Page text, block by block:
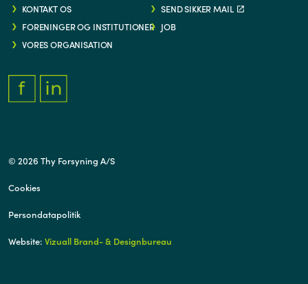
KONTAKT OS
SEND SIKKER MAIL
FORENINGER OG INSTITUTIONER JOB
VORES ORGANISATION
© 2026 Thy Forsyning A/S
Cookies
Persondatapolitik
Website: Vizuall Brand- & Designbureau